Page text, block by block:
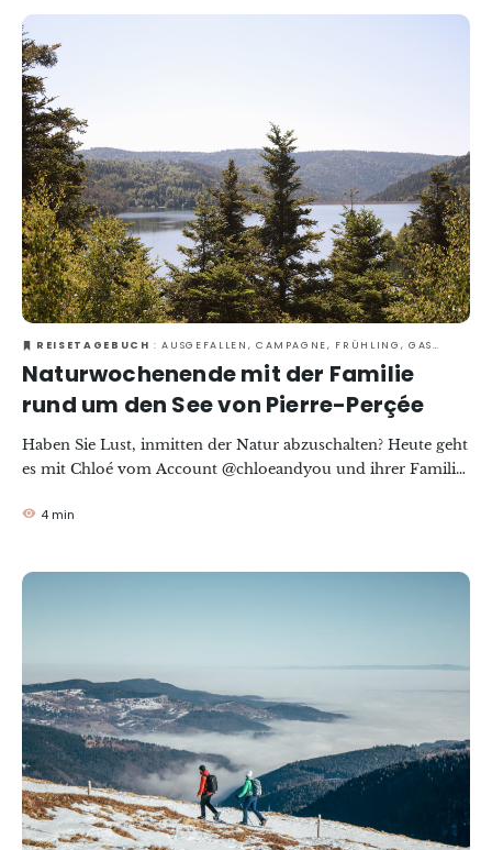
erkunden, hat das Team von „La Trace“ drei Tage lang die
Strecke zwischen Épernay und Langres zurückgelegt.
Entdecken Sie ihre Favoriten, ihre Geheimtipps und ihre
Ratschläge, um sich von diesem schönen Radausflug im
Herzen der Region Grand Est inspirieren zu lassen.
REISETAGEBUCH : AUSGEFALLEN, CAMPAGNE, FRÜHLING, GASTRONOMIE, MIT DER FAMILIE, NATUR, SOMMER, VERANTWORTUNGSVOLLES REISEN
Naturwochenende mit der Familie
rund um den See von Pierre-Perçée
Haben Sie Lust, inmitten der Natur abzuschalten? Heute geht
es mit Chloé vom Account @chloeandyou und ihrer Familie
hübschen kleinen Ort im Grand Est, der zwischen dem
4 min